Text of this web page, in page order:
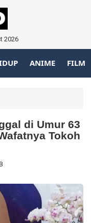
2026
ANIME FILM
di Umur 63
Tokoh